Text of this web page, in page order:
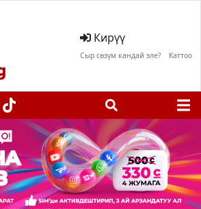
Кирүү
Сыр сөзүм кандай эле? Каттоо